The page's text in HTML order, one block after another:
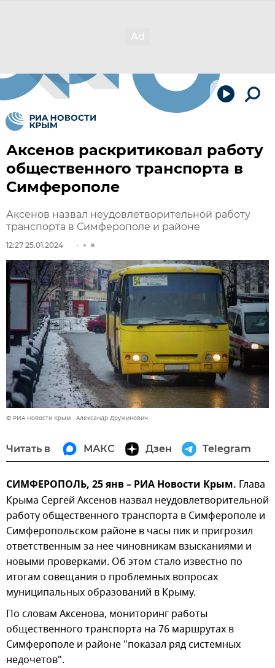
Аксенов раскритиковал работу
общественного транспорта в
Симферополе
Аксенов назвал неудовлетворительной работу
транспорта в Симферополе и районе
12:27 25.01.2024
© РИА Новости Крым . Александр Дружинович
Читать в МАКС Дзен Telegram
СИМФЕРОПОЛЬ, 25 янв – РИА Новости Крым. Глава
Крыма Сергей Аксенов назвал неудовлетворительной
работу общественного транспорта в Симферополе и
Симферопольском районе в часы пик и пригрозил
ответственным за нее чиновникам взысканиями и
новыми проверками. Об этом стало известно по
итогам совещания о проблемных вопросах
муниципальных образований в Крыму.
По словам Аксенова, мониторинг работы
общественного транспорта на 76 маршрутах в
Симферополе и районе "показал ряд системных
недочетов".